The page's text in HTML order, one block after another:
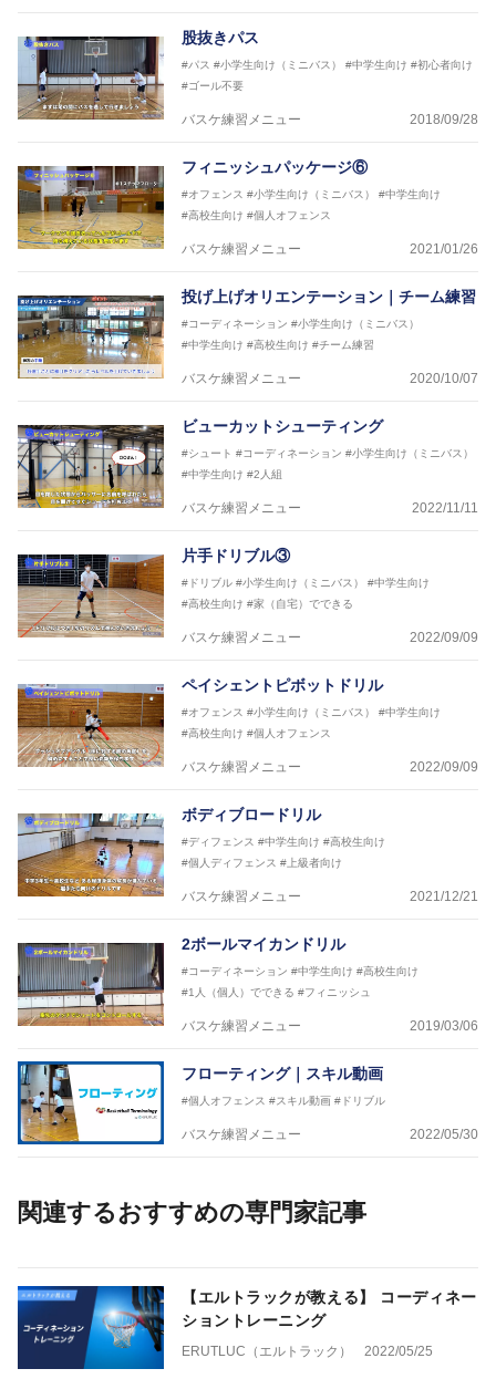
股抜きパス
#パス #小学生向け（ミニバス） #中学生向け #初心者向け
#ゴール不要
バスケ練習メニュー 2018/09/28
フィニッシュパッケージ⑥
#オフェンス #小学生向け（ミニバス）
#中学生向け
#高校生向け #個人オフェンス
バスケ練習メニュー 2021/01/26
投げ上げオリエンテーション｜チーム練習
#コーディネーション #小学生向け（ミニバス）
#中学生向け #高校生向け #チーム練習
バスケ練習メニュー 2020/10/07
ビューカットシューティング
#シュート #コーディネーション #小学生向け（ミニバス）
#中学生向け #2人組
バスケ練習メニュー 2022/11/11
片手ドリブル③
#ドリブル #小学生向け（ミニバス）
#中学生向け
#高校生向け #家（自宅）でできる
バスケ練習メニュー 2022/09/09
ペイシェントピボットドリル
#オフェンス #小学生向け（ミニバス）
#中学生向け
#高校生向け #個人オフェンス
バスケ練習メニュー 2022/09/09
ボディブロードリル
#ディフェンス #中学生向け #高校生向け
#個人ディフェンス #上級者向け
バスケ練習メニュー 2021/12/21
2ボールマイカンドリル
#コーディネーション #中学生向け #高校生向け
#1人（個人）でできる #フィニッシュ
バスケ練習メニュー 2019/03/06
フローティング｜スキル動画
#個人オフェンス #スキル動画 #ドリブル
バスケ練習メニュー 2022/05/30
関連するおすすめの専門家記事
【エルトラックが教える】 コーディネー
ショントレーニング
ERUTLUC（エルトラック） 2022/05/25